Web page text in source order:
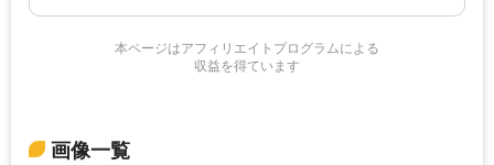
本ページはアフィリエイトプログラムによる
収益を得ています
画像一覧